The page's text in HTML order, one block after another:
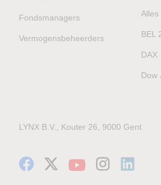
Fondsmanagers
Vermogensbeheerders BEL
DAX
Dow
LYNX B.V., Kouter 26, 9000 Gent